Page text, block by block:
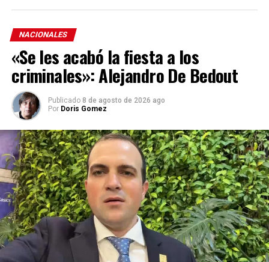
NACIONALES
«Se les acabó la fiesta a los
criminales»: Alejandro De Bedout
Publicado 8 de agosto de 2026 ago
Por Doris Gomez